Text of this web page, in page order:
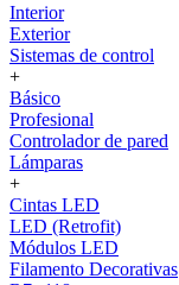
Interior
Exterior
Sistemas de control
+
Básico
Profesional
Controlador de pared
Lámparas
+
Cintas LED
LED (Retrofit)
Módulos LED
Filamento Decorativas